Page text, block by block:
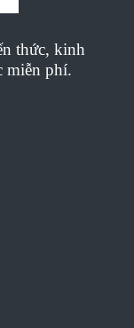
thức, kinh
miễn phí.